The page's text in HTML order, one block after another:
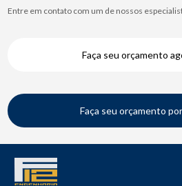
Entre em contato com um de nossos
Faça seu orçamento
Faça seu orçamento